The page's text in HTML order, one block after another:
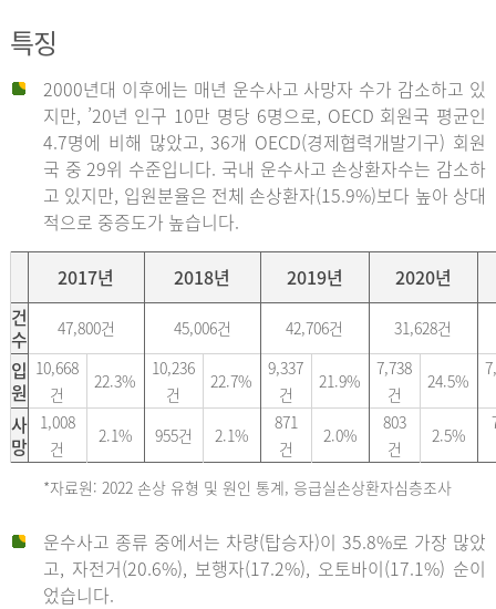
특징
2000년대 이후에는 매년 운수사고 사망자 수가 감소하고 있
지만, ’20년 인구 10만 명당 6명으로, OECD 회원국 평균인
4.7명에 비해 많았고, 36개 OECD(경제협력개발기구) 회원
국 중 29위 수준입니다. 국내 운수사고 손상환자수는 감소하
고 있지만, 입원분율은 전체 손상환자(15.9%)보다 높아 상대
적으로 중증도가 높습니다.
2017년 2018년 2019년
2020년
건
수
47,800건 45,006건 42,706건 31,628건
입
원
10,668
건
22.3%
10,236
건
22.7%
9,337
건
21.9%
7,738
건
24.5%
사
망
1,008
건
2.1% 955건 2.1%
871
건
2.0%
803
건
2.5%
*자료원: 2022 손상 유형 및 원인 통계, 응급실손상환자심층조사
운수사고 종류 중에서는 차량(탑승자)이 35.8%로 가장 많았
고, 자전거(20.6%), 보행자(17.2%), 오토바이(17.1%) 순이
었습니다.